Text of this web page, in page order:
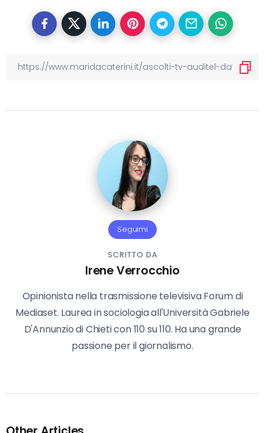
Seguimi
SCRITTO DA
Irene Verrocchio
Opinionista nella trasmissione televisiva Forum di
Mediaset. Laurea in sociologia all'Università Gabriele
D'Annunzio di Chieti con 110 su 110. Ha una grande
passione per il giornalismo.